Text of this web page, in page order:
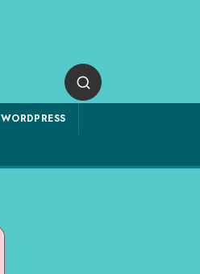
WORDPRESS